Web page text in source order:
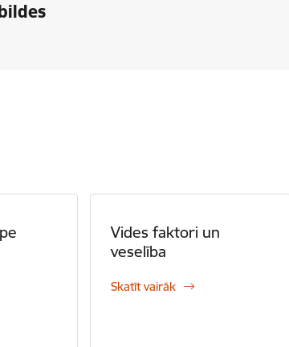
Vides faktori un
veselība
Skatīt vairāk